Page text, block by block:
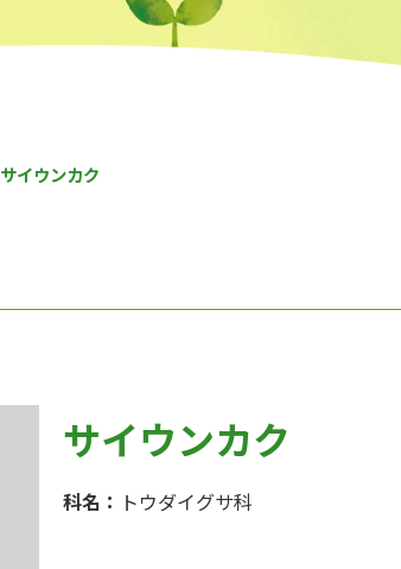
サイウンカク
サイウンカク
科名： トウダイグサ科